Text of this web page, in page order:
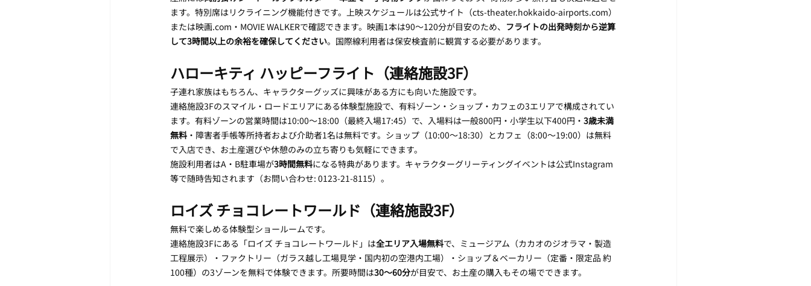
ます。特別席はリクライニング機能付きです。上映スケジュールは公式サイト（cts-theater.hokkaido-airports.com）
または映画.com・MOVIE WALKERで確認できます。映画1本は90〜120分が目安のため、 フライトの出発時刻から逆算
して3時間以上の余裕を確保してください。国際線利用者は保安検査前に観賞する必要があります。
ハローキティ ハッピーフライト（連絡施設3F）
子連れ家族はもちろん、キャラクターグッズに興味がある方にも向いた施設です。
連絡施設3Fのスマイル・ロードエリアにある体験型施設で、有料ゾーン・ショップ・カフェの3エリアで構成されてい
ます。有料ゾーンの営業時間は10:00〜18:00（最終入場17:45）で、入場料は一般800円・小学生以下400円・ 3歳未満
無料 ・障害者手帳等所持者および介助者1名は無料です。ショップ（10:00〜18:30）とカフェ（8:00〜19:00）は無料
で入店でき、お土産選びや休憩のみの立ち寄りも気軽にできます。
施設利用者はA・B駐車場が3時間無料になる特典があります。キャラクターグリーティングイベントは公式Instagram
等で随時告知されます（お問い合わせ: 0123-21-8115）。
ロイズ チョコレートワールド（連絡施設3F）
無料で楽しめる体験型ショールームです。
連絡施設3Fにある「ロイズ チョコレートワールド」は全エリア入場無料で、ミュージアム（カカオのジオラマ・製造
工程展示）・ファクトリー（ガラス越し工場見学・国内初の空港内工場）・ショップ＆ベーカリー（定番・限定品 約
100種）の3ゾーンを無料で体験できます。所要時間は30〜60分が目安で、お土産の購入もその場でできます。